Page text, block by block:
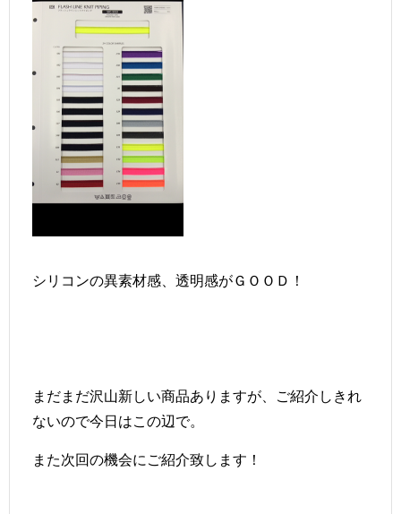
シリコンの異素材感、透明感がＧＯＯＤ！
まだまだ沢山新しい商品ありますが、ご紹介しきれ
ないので今日はこの辺で。
また次回の機会にご紹介致します！